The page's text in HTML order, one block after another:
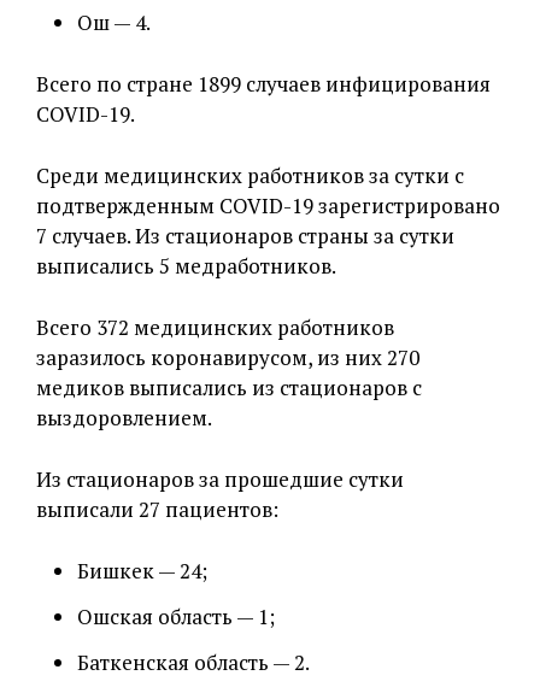
Ош — 4.
Всего по стране 1899 случаев инфицирования
COVID-19.
Среди медицинских работников за сутки с
подтвержденным COVID-19 зарегистрировано
7 случаев. Из стационаров страны за сутки
выписались 5 медработников.
Всего 372 медицинских работников
заразилось коронавирусом, из них 270
медиков выписались из стационаров с
выздоровлением.
Из стационаров за прошедшие сутки
выписали 27 пациентов:
Бишкек — 24;
Ошская область — 1;
Баткенская область — 2.